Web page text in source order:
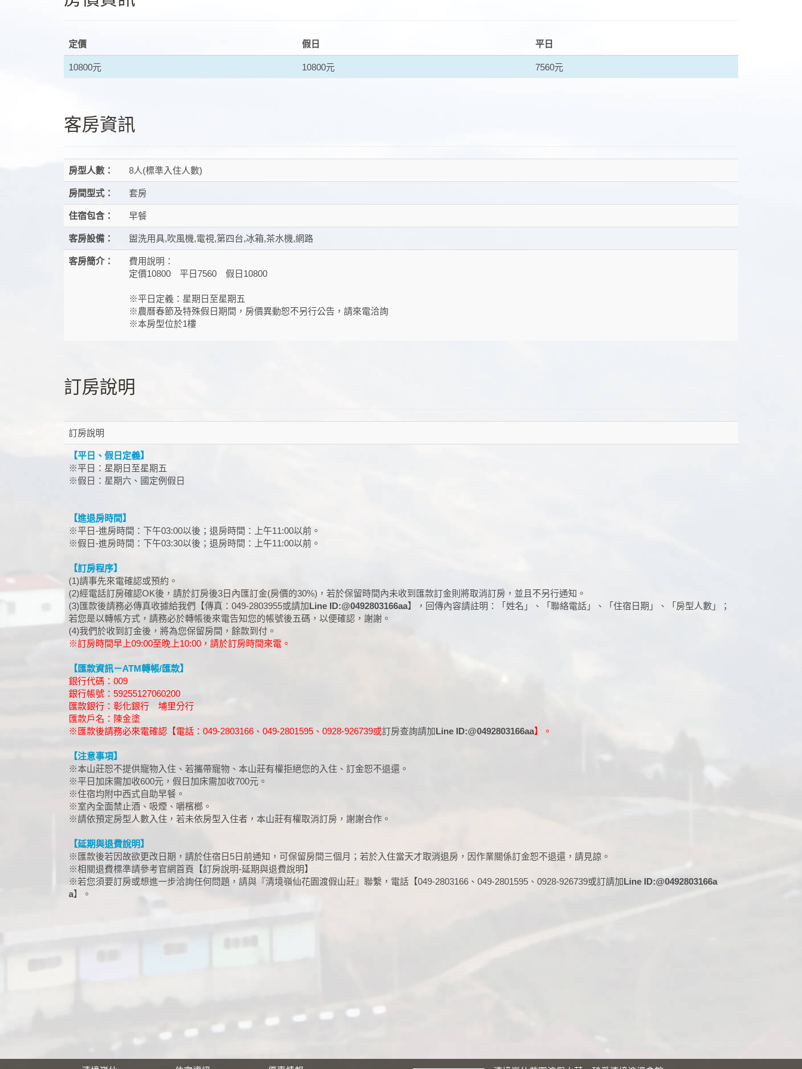
定價 假日 平日
10800元 10800元 7560元
客房資訊
房型人數： 8人(標準入住人數)
房間型式： 套房
住宿包含： 早餐
客房設備： 盥洗用具,吹風機,電視,第四台,冰箱,茶水機,網路
客房簡介：
費用說明：
定價10800 平日7560 假日10800
※平日定義：星期日至星期五
※農曆春節及特殊假日期間，房價異動恕不另行公告，請來電洽詢
※本房型位於1樓
訂房說明
訂房說明
【平日、假日定義】
※平日：星期日至星期五
※假日：星期六、國定例假日
【進退房時間】
※平日-進房時間：下午03:00以後；退房時間：上午11:00以前。
※假日-進房時間：下午03:30以後；退房時間：上午11:00以前。
【訂房程序】
(1)請事先來電確認或預約。
(2)經電話訂房確認OK後，請於訂房後3日內匯訂金(房價的30%)，若於保留時間內未收到匯款訂金則將取消訂房，並且不另行通知。
(3)匯款後請務必傳真收據給我們【傳真：049-2803955或請加Line ID:@0492803166aa】，回傳內容請註明：「姓名」、「聯絡電話」、「住宿日期」、「房型人數」；
若您是以轉帳方式，請務必於轉帳後來電告知您的帳號後五碼，以便確認，謝謝。
(4)我們於收到訂金後，將為您保留房間，餘款到付。
※訂房時間早上09:00至晚上10:00，請於訂房時間來電。
【匯款資訊－ATM轉帳/匯款】
銀行代碼：009
銀行帳號：59255127060200
匯款銀行：彰化銀行 埔里分行
匯款戶名：陳金塗
※匯款後請務必來電確認【電話：049-2803166、049-2801595、0928-926739或訂房查詢請加Line ID:@0492803166aa】。
【注意事項】
※本山莊恕不提供寵物入住、若攜帶寵物、本山莊有權拒絕您的入住、訂金恕不退還。
※平日加床需加收600元，假日加床需加收700元。
※住宿均附中西式自助早餐。
※室內全面禁止酒、吸煙、嚼檳榔。
※請依預定房型人數入住，若未依房型入住者，本山莊有權取消訂房，謝謝合作。
【延期與退費說明】
※匯款後若因故欲更改日期，請於住宿日5日前通知，可保留房間三個月；若於入住當天才取消退房，因作業關係訂金恕不退還，請見諒。
※相關退費標準請參考官網首頁【訂房說明-延期與退費說明】
※若您須要訂房或想進一步洽詢任何問題，請與『清境嶺仙花園渡假山莊』聯繫，電話【049-2803166、049-2801595、0928-926739或訂請加Line ID:@0492803166a
a】。